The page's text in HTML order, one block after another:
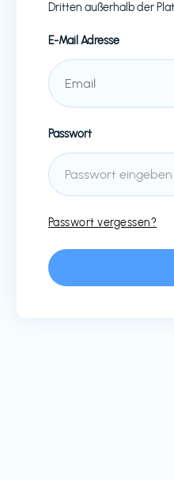
Dritten außerhalb der
E-Mail Adresse
Passwort
Passwort vergessen?